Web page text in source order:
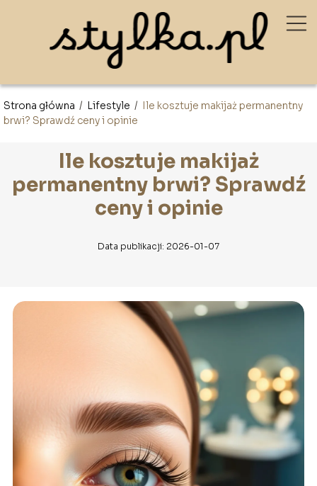
Strona główna / Lifestyle / Ile kosztuje makijaż permanentny
brwi? Sprawdź ceny i opinie
Ile kosztuje makijaż
permanentny brwi? Sprawdź
ceny i opinie
Data publikacji: 2026-01-07